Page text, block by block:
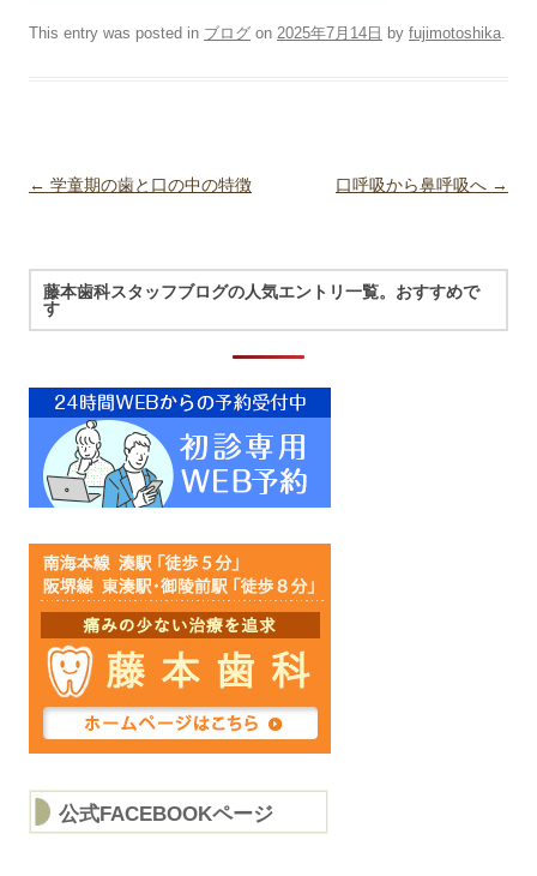
This entry was posted in ブログ on 2025年7月14日 by fujimotoshika
Post navigation
← 学童期の歯と口の中の特徴 口呼吸から鼻呼吸へ →
藤本歯科スタッフブログの人気エントリ一覧。おすすめで
す
公式FACEBOOKページ